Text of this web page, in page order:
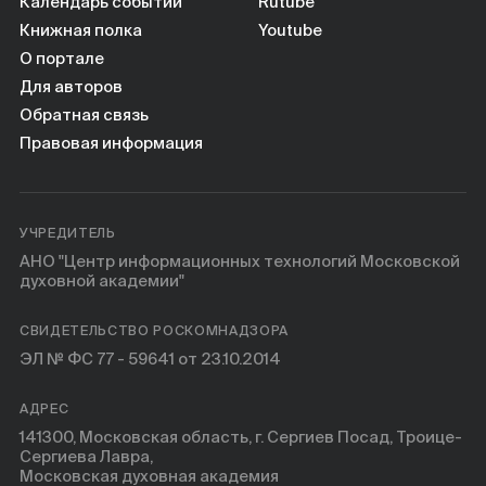
Книжная полка
О портале
Для авторов
Обратная связь
Правовая информация
Youtube
УЧРЕДИТЕЛЬ
АНО "Центр информационных технологий Московской
духовной академии"
СВИДЕТЕЛЬСТВО РОСКОМНАДЗОРА
ЭЛ № ФС 77 - 59641 от 23.10.2014
АДРЕС
141300, Московская область, г. Сергиев Посад, Троице-
Сергиева Лавра,
Московская духовная академия